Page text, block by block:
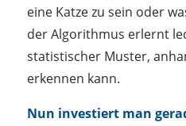
eine Katze zu sein oder
der Algorithmus erlernt
statistischer Muster,
erkennen kann.
Nun investiert man